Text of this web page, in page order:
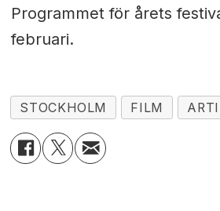
Programmet för årets
februari.
STOCKHOLM FILM